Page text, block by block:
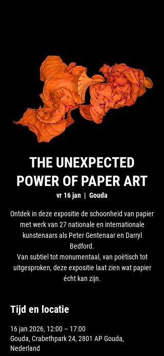
THE UNEXPECTED
POWER OF PAPER ART
vr 16 jan
  |
Gouda
Ontdek in deze expositie de schoonheid van papier
met werk van 27 nationale en internationale
kunstenaars als Peter Gentenaar en Darryl
Bedford.
Van subtiel tot monumentaal, van poëtisch tot
uitgesproken, deze expositie laat zien wat papier
Tijd en locatie
16 jan 2026, 12:00 – 17:00
Gouda, Crabethpark 24, 2801 AP Gouda,
Nederland